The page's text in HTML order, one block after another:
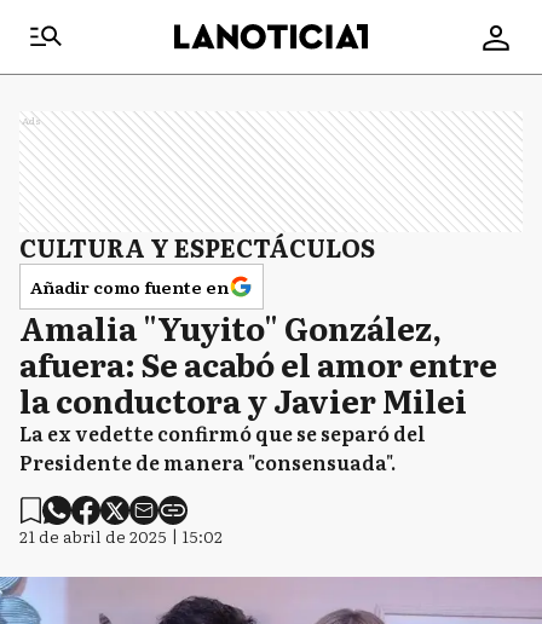
Ads
CULTURA Y ESPECTÁCULOS
Añadir como fuente en
Amalia "Yuyito" González,
afuera: Se acabó el amor entre
la conductora y Javier Milei
La ex vedette confirmó que se separó del
Presidente de manera "consensuada".
21 de abril de 2025 | 15:02